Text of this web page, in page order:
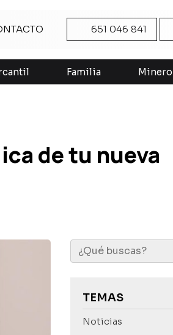
651 046 841
Familia Minero
de tu nueva
TEMAS
Noticias